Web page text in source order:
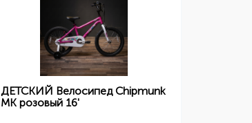
ДЕТСКИЙ Велосипед Chipmunk
MK розовый 16'